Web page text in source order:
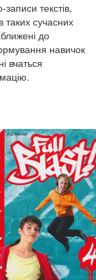
текстів,
таких сучасних
до
навичок
вчаться